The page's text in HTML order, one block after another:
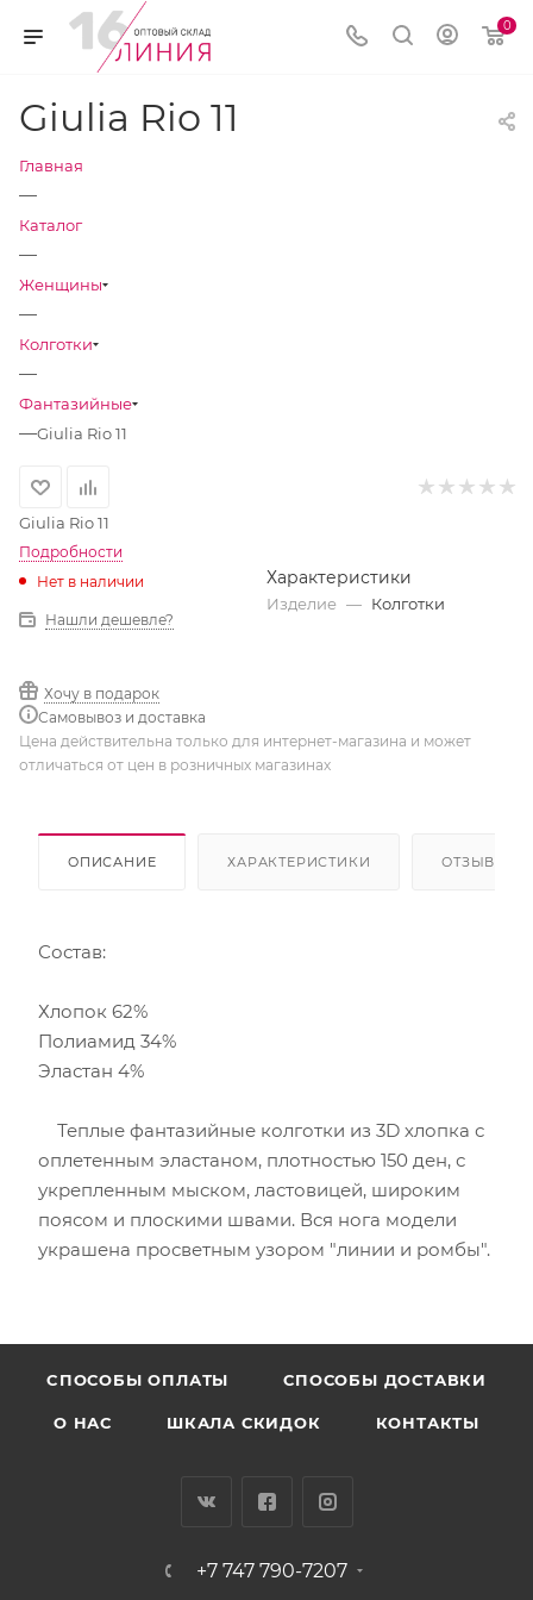
0
Giulia Rio 11
Главная
—
Каталог
—
Женщины
—
Колготки
—
Фантазийные
—Giulia Rio 11
Giulia Rio 11
Подробности
Нет в наличии
Нашли дешевле?
Хочу в подарок
Самовывоз и доставка
Характеристики
Изделие — Колготки
Цена действительна только для интернет-магазина и может
отличаться от цен в розничных магазинах
ОПИСАНИЕ ХАРАКТЕРИСТИКИ ОТЗЫВЫ
Состав:
Хлопок 62%
Полиамид 34%
Эластан 4%
Теплые фантазийные колготки из 3D хлопка с
оплетенным эластаном, плотностью 150 ден, с
укрепленным мыском, ластовицей, широким
поясом и плоскими швами. Вся нога модели
украшена просветным узором "линии и ромбы".
CПОСОБЫ ОПЛАТЫ СПОСОБЫ ДОСТАВКИ
О НАС ШКАЛА СКИДОК КОНТАКТЫ
+7 747 790-7207